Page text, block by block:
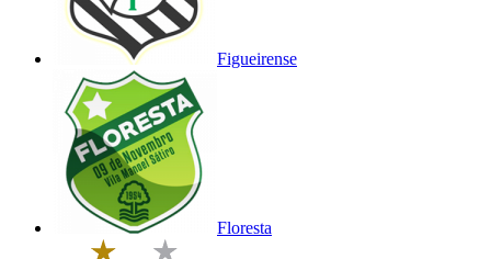
Figueirense
Floresta